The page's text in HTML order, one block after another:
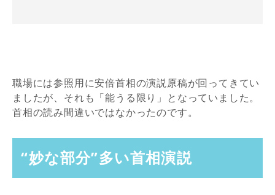
職場には参照用に安倍首相の演説原稿が回ってきてい
ましたが、それも「能うる限り」となっていました。
首相の読み間違いではなかったのです。
“妙な部分”多い首相演説